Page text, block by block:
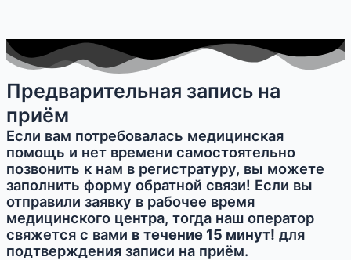
Предварительная запись на
приём
Если вам потребовалась медицинская
помощь и нет времени самостоятельно
позвонить к нам в регистратуру, вы можете
заполнить форму обратной связи! Если вы
отправили заявку в рабочее время
медицинского центра, тогда наш оператор
свяжется с вами в течение 15 минут! для
подтверждения записи на приём.